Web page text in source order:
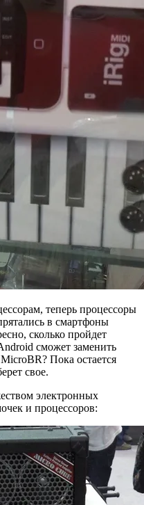
теперь процессоры
в смартфоны
сколько пройдет
сможет заменить
Пока остается
свое.
электронных
и процессоров: